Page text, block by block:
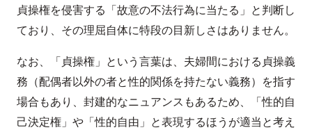
貞操権を侵害する「故意の不法行為に当たる」と判断し
ており、その理屈自体に特段の目新しさはありません。
なお、「貞操権」という言葉は、夫婦間における貞操義
務（配偶者以外の者と性的関係を持たない義務）を指す
場合もあり、封建的なニュアンスもあるため、「性的自
己決定権」や「性的自由」と表現するほうが適当と考え